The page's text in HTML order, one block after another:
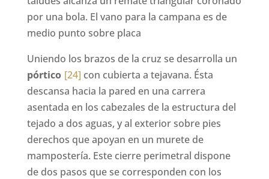
por una bola. El vano para la campana es de
medio punto sobre placa
Uniendo los brazos de la cruz se desarrolla un
pórtico [24] con cubierta a tejavana. Ésta
descansa hacia la pared en una carrera
asentada en los cabezales de la estructura del
tejado a dos aguas, y al exterior sobre pies
derechos que apoyan en un murete de
mampostería. Este cierre perimetral dispone
de dos pasos que se corresponden con los